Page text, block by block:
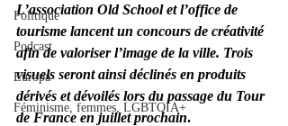
Politique
Podcast
Europa
Féminisme, femmes, LGBTQIA+
L’association Old School et l’office de
tourisme lancent un concours de créativité
afin de valoriser l’image de la ville. Trois
visuels seront ainsi déclinés en produits
dérivés et dévoilés lors du passage du Tour
de France en juillet prochain.